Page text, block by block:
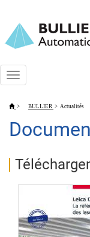
Toggle
> BULLIER > Actualités